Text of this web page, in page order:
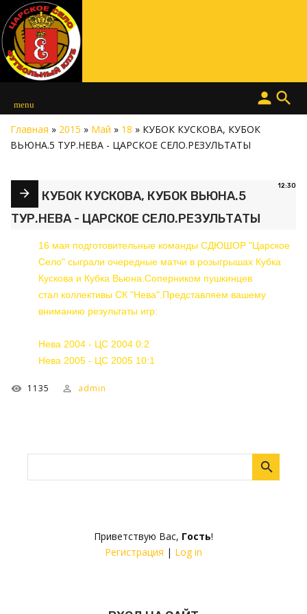
menu search
person
Приветствую Вас, Гость!
Регистрация | Log in
Главная » 2015 » Май » 18 » КУБОК КУСКОВА, КУБОК
ВЬЮНА.5 ТУР.НЕВА - ЦАРСКОЕ СЕЛО.РЕЗУЛЬТАТЫ
12:30
КУБОК КУСКОВА, КУБОК ВЬЮНА.5
ТУР.НЕВА - ЦАРСКОЕ СЕЛО.РЕЗУЛЬТАТЫ
16 мая подготовительные команды СДЮШОР "Царское
Село" сыграли очередные матчи в розыгрышах Кубка
Кускова и Кубка Вьюна.Соперником пушкинцев
стал коллективы СК "Нева".Представляем вашему
вниманию результаты игр:
Нева 2004 - ЦС 2004 0:2
Нева 2005 - ЦС 2005 10:1
1135 admin